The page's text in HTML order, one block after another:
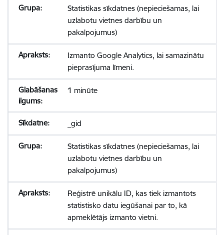
Statistikas sīkdatnes (nepieciešamas, lai
uzlabotu vietnes darbību un
pakalpojumus)
Izmanto Google Analytics, lai samazinātu
pieprasījuma līmeni.
1 minūte
_gid
Statistikas sīkdatnes (nepieciešamas, lai
uzlabotu vietnes darbību un
pakalpojumus)
Reģistrē unikālu ID, kas tiek izmantots
statistisko datu iegūšanai par to, kā
apmeklētājs izmanto vietni.